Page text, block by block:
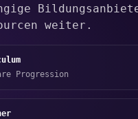
weiter.
Progression